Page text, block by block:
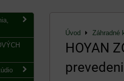
Úvod Záhradné
HOYAN